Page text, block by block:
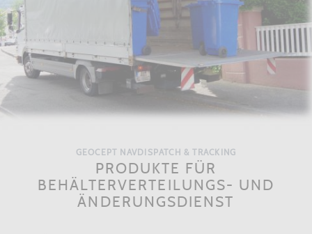
GEOCEPT NAVDISPATCH & TRACKING
PRODUKTE FÜR
BEHÄLTERVERTEILUNGS- UND
ÄNDERUNGSDIENST